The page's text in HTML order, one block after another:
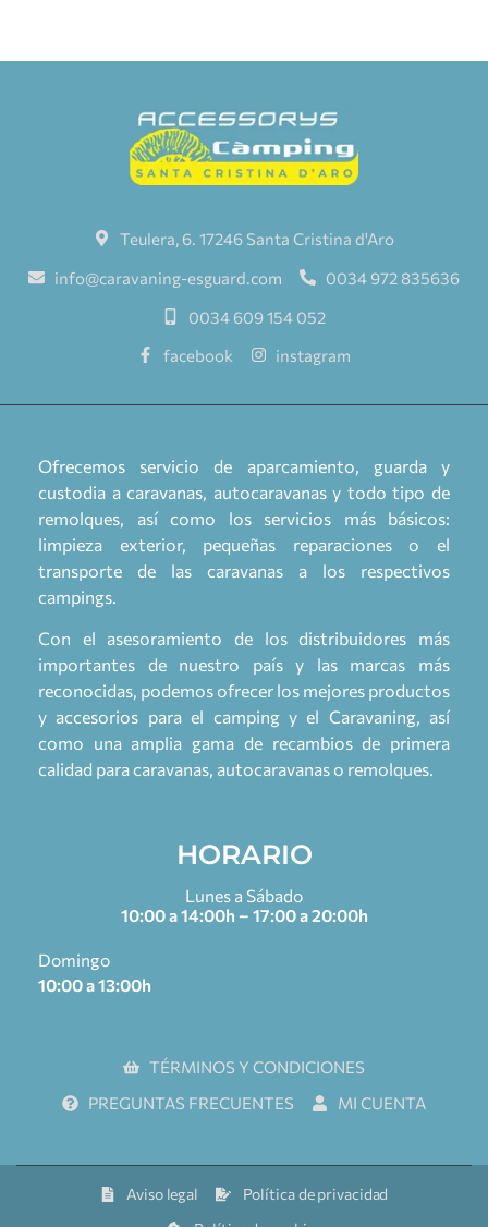
Teulera, 6. 17246 Santa Cristina d'Aro
info@caravaning-esguard.com
0034 972 835636
0034 609 154 052
facebook
instagram
Ofrecemos servicio de aparcamiento, guarda y
custodia a caravanas, autocaravanas y todo tipo de
remolques, así como los servicios más básicos:
limpieza exterior, pequeñas reparaciones o el
transporte de las caravanas a los respectivos
campings.
Con el asesoramiento de los distribuidores más
importantes de nuestro país y las marcas más
reconocidas, podemos ofrecer los mejores productos
y accesorios para el camping y el Caravaning, así
como una amplia gama de recambios de primera
calidad para caravanas, autocaravanas o remolques.
HORARIO
Lunes a Sábado
10:00 a 14:00h – 17:00 a 20:00h
Domingo
10:00 a 13:00h
TÉRMINOS Y CONDICIONES
PREGUNTAS FRECUENTES
MI CUENTA
Aviso legal
Política de privacidad